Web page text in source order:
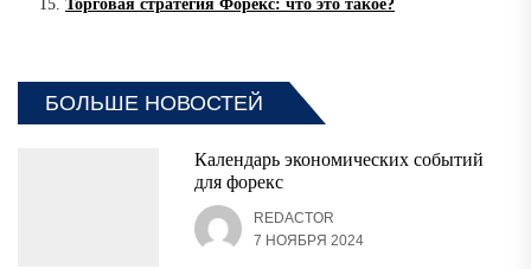
Торговая стратегия Форекс: что это такое?
БОЛЬШЕ НОВОСТЕЙ
Календарь экономических событий
для форекс
REDACTOR
7 НОЯБРЯ 2024